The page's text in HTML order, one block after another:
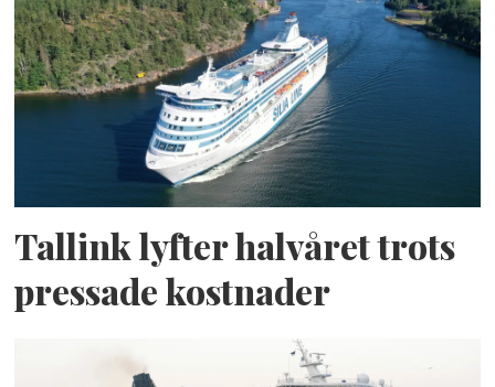
Tallink lyfter halvåret trots
pressade kostnader